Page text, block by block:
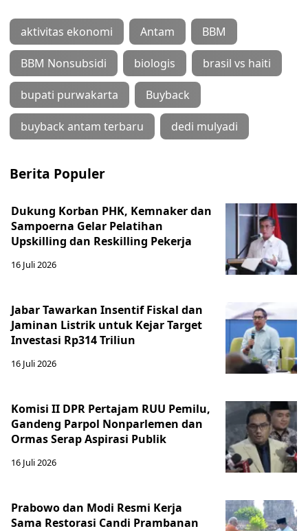
aktivitas ekonomi Antam BBM
BBM Nonsubsidi biologis brasil vs haiti
bupati purwakarta Buyback
buyback antam terbaru dedi mulyadi
Berita Populer
Dukung Korban PHK, Kemnaker dan
Sampoerna Gelar Pelatihan
Upskilling dan Reskilling Pekerja
16 Juli 2026
Jabar Tawarkan Insentif Fiskal dan
Jaminan Listrik untuk Kejar Target
Investasi Rp314 Triliun
16 Juli 2026
Komisi II DPR Pertajam RUU Pemilu,
Gandeng Parpol Nonparlemen dan
Ormas Serap Aspirasi Publik
16 Juli 2026
Prabowo dan Modi Resmi Kerja
Sama Restorasi Candi Prambanan